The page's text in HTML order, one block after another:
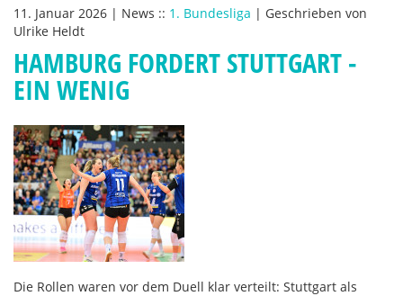
11. Januar 2026 | News :: 1. Bundesliga | Geschrieben von
Ulrike Heldt
HAMBURG FORDERT STUTTGART -
EIN WENIG
Die Rollen waren vor dem Duell klar verteilt: Stuttgart als